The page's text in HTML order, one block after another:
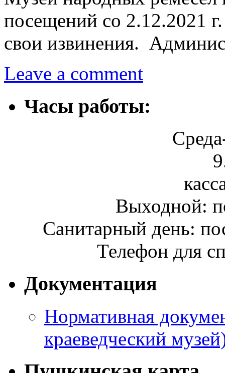
посещений со 2.12.2021
свои извинения.
Leave a comment
Часы работы:
Выходной:
Санитарный день:
Телефон для
Документация
Нормативная
краеведческий